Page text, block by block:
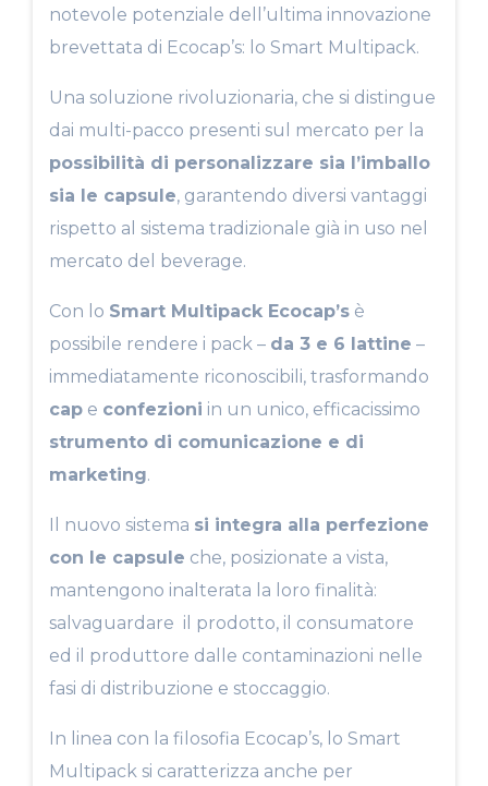
notevole potenziale dell’ultima innovazione
brevettata di Ecocap’s: lo Smart Multipack.
Una soluzione rivoluzionaria, che si distingue
dai multi-pacco presenti sul mercato per la
possibilità di personalizzare sia l’imballo
sia le capsule, garantendo diversi vantaggi
rispetto al sistema tradizionale già in uso nel
mercato del beverage.
Con lo Smart Multipack Ecocap’s è
possibile rendere i pack – da 3 e 6 lattine –
immediatamente riconoscibili, trasformando
cap e confezioni in un unico, efficacissimo
strumento di comunicazione e di
marketing.
Il nuovo sistema si integra alla perfezione
con le capsule che, posizionate a vista,
mantengono inalterata la loro finalità:
salvaguardare il prodotto, il consumatore
ed il produttore dalle contaminazioni nelle
fasi di distribuzione e stoccaggio.
In linea con la filosofia Ecocap’s, lo Smart
Multipack si caratterizza anche per